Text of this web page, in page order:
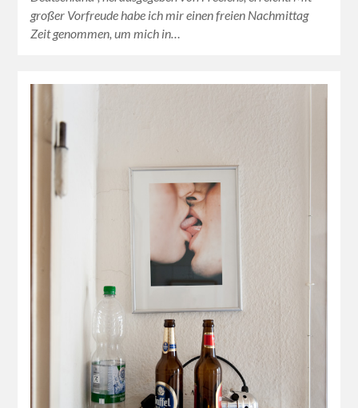
großer Vorfreude habe ich mir einen freien Nachmittag
Zeit genommen, um mich in…